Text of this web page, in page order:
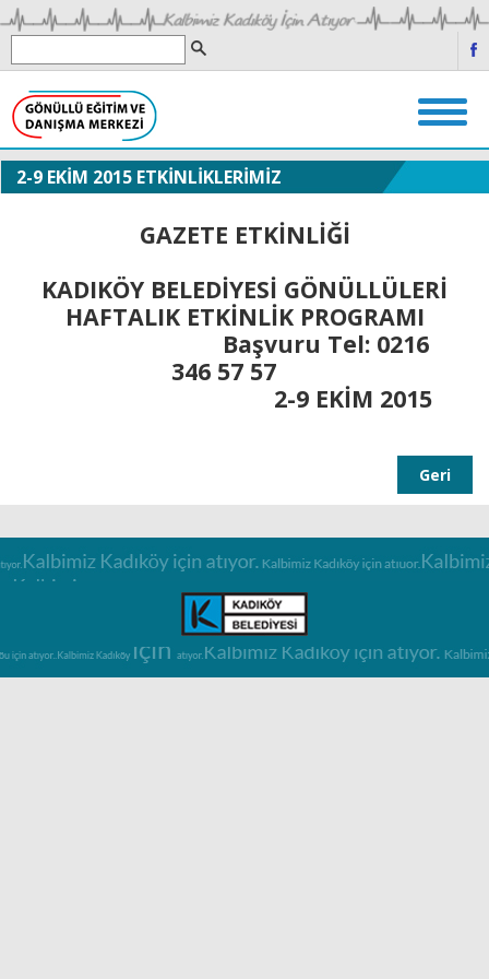
2-9 EKİM 2015 ETKİNLİKLERİMİZ
GAZETE ETKİNLİĞİ
KADIKÖY BELEDİYESİ GÖNÜLLÜLERİ
HAFTALIK ETKİNLİK PROGRAMI
Başvuru Tel: 0216
346 57 57
2-9 EKİM 2015
Geri